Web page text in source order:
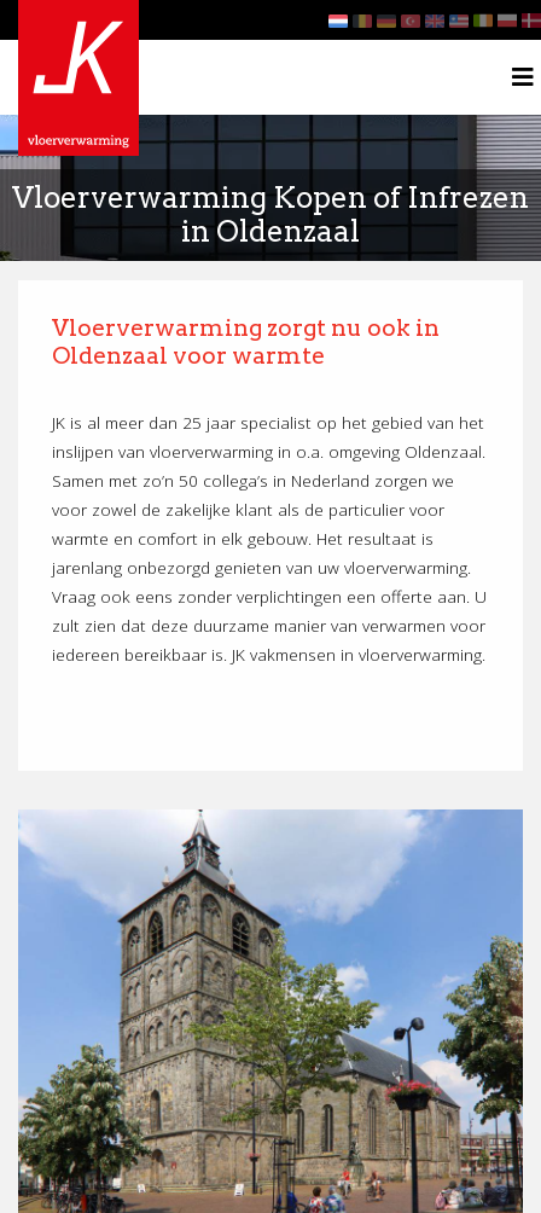
Vloerverwarming Kopen of Infrezen
in Oldenzaal
Vloerverwarming zorgt nu ook in
Oldenzaal voor warmte
JK is al meer dan 25 jaar specialist op het gebied van het
inslijpen van vloerverwarming in o.a. omgeving Oldenzaal.
Samen met zo’n 50 collega’s in Nederland zorgen we
voor zowel de zakelijke klant als de particulier voor
warmte en comfort in elk gebouw. Het resultaat is
jarenlang onbezorgd genieten van uw vloerverwarming.
Vraag ook eens zonder verplichtingen een offerte aan. U
zult zien dat deze duurzame manier van verwarmen voor
iedereen bereikbaar is. JK vakmensen in vloerverwarming.